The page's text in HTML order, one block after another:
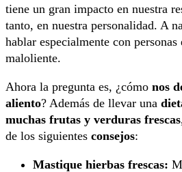
tiene un gran impacto en nuestra
tanto, en nuestra personalidad. A
hablar especialmente con
maloliente.
Ahora la pregunta es, ¿cómo nos
aliento? Además de llevar una
muchas frutas y verduras frescas
de los siguientes consejos:
Mastique hierbas frescas: